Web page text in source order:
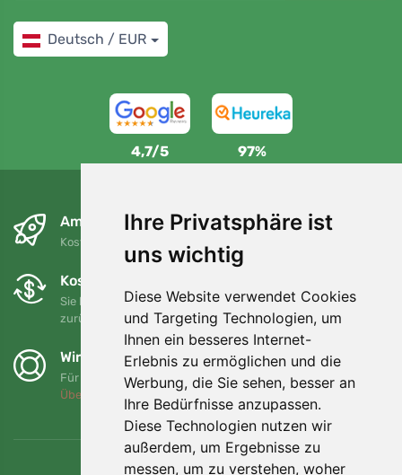
Ihre Privatsphäre ist
uns wichtig
Diese Website verwendet Cookies
und Targeting Technologien, um
Ihnen ein besseres Internet-
Erlebnis zu ermöglichen und die
Werbung, die Sie sehen, besser an
Ihre Bedürfnisse anzupassen.
Diese Technologien nutzen wir
außerdem, um Ergebnisse zu
messen, um zu verstehen, woher
Deutsch / EUR
4,7/5 97%
Am nächsten Tag und kostenlos
Kostenloser Versand für Bestellungen über 80 EUR
Kostenloser Umtausch und Rückgabe
Sie können Ihre Bestellung jederzeit innerhalb von 90 Tagen
zurückgeben oder umtauschen.
Wir unterstützen Trees.org
Für jede Bestellung pflanzen wir einen Baum! Mehr lesen
Über uns